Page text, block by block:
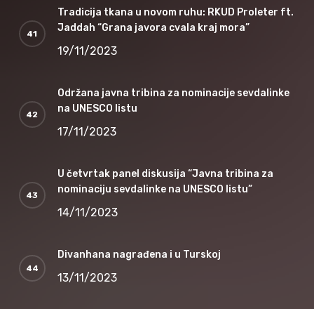
Tradicija tkana u novom ruhu: RKUD Proleter ft.
Jaddah “Grana javora cvala kraj mora”
19/11/2023
Održana javna tribina za nominacije sevdalinke
na UNESCO listu
17/11/2023
U četvrtak panel diskusija “Javna tribina za
nominaciju sevdalinke na UNESCO listu”
14/11/2023
Divanhana nagrađena i u Turskoj
13/11/2023